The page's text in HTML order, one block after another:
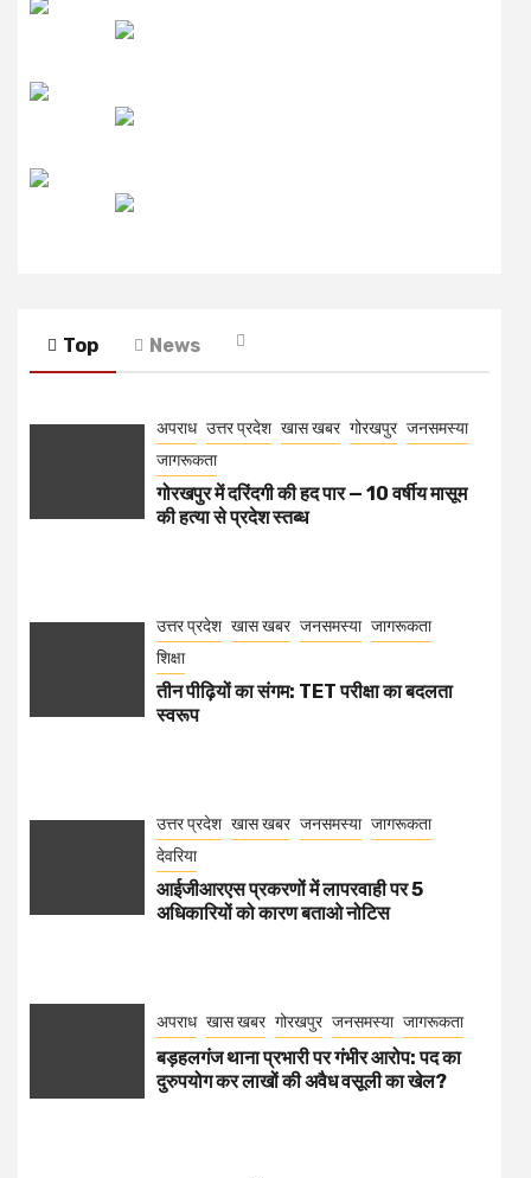
Top News
अपराध उत्तर प्रदेश खास खबर गोरखपुर जनसमस्या
जागरूकता
गोरखपुर में दरिंदगी की हद पार — 10 वर्षीय मासूम
की हत्या से प्रदेश स्तब्ध
उत्तर प्रदेश खास खबर जनसमस्या जागरूकता
शिक्षा
तीन पीढ़ियों का संगम: TET परीक्षा का बदलता
स्वरूप
उत्तर प्रदेश खास खबर जनसमस्या जागरूकता
देवरिया
आईजीआरएस प्रकरणों में लापरवाही पर 5
अधिकारियों को कारण बताओ नोटिस
अपराध खास खबर गोरखपुर जनसमस्या जागरूकता
बड़हलगंज थाना प्रभारी पर गंभीर आरोप: पद का
दुरुपयोग कर लाखों की अवैध वसूली का खेल?